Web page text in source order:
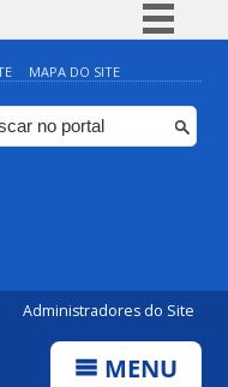
Simplifique!
Comunica BR
Participe
MAPA DO SITE
Administradores do Site
MENU